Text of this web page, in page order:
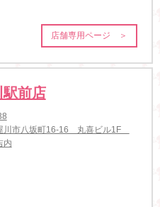
店舗専用ページ ＞
前店
川市八坂町16-16 丸喜ビル1F
内